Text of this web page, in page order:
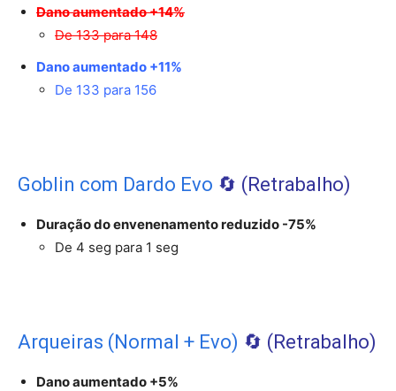
Dano aumentado +14%
De 133 para 148
Dano aumentado +11%
De 133 para 156
Goblin com Dardo Evo 🔄️ (Retrabalho)
Duração do envenenamento reduzido -75%
De 4 seg para 1 seg
Arqueiras (Normal + Evo) 🔄️ (Retrabalho)
Dano aumentado +5%